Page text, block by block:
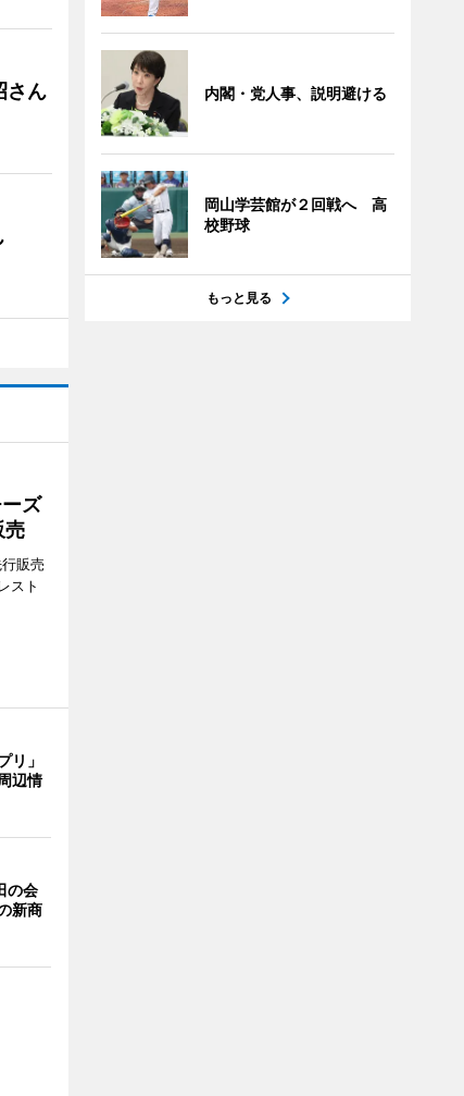
さん
ズ
販売
スト
リ」
辺情
の会
新商
内閣・党人事、説明避ける
岡山学芸館が２回戦へ 高
校野球
もっと見る